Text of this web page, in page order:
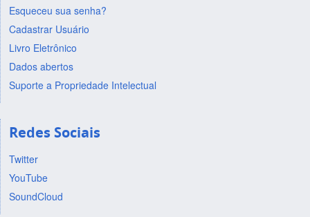
Esqueceu sua senha?
Cadastrar Usuário
Livro Eletrônico
Dados abertos
Suporte a Propriedade Intelectual
Redes Sociais
Twitter
YouTube
SoundCloud